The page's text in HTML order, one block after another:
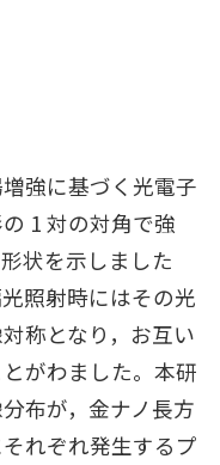
強に基づく光電子
1 対の対角で強
状を示しました
照射時にはその光
称となり，お互い
がわました。本研
布が，金ナノ長方
れぞれ発生するプ